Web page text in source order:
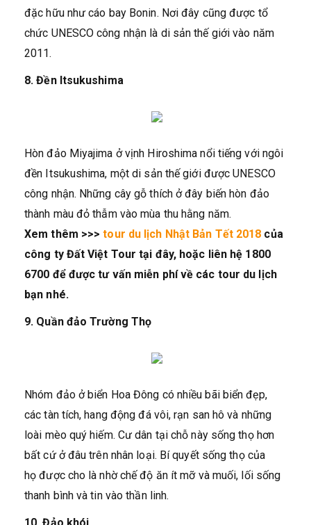
đặc hữu như cáo bay Bonin. Nơi đây cũng được tổ
chức UNESCO công nhận là di sản thế giới vào năm
2011.
8. Đền Itsukushima
Hòn đảo Miyajima ở vịnh Hiroshima nổi tiếng với ngôi
đền Itsukushima, một di sản thế giới được UNESCO
công nhận. Những cây gỗ thích ở đây biến hòn đảo
thành màu đỏ thẫm vào mùa thu hằng năm.
Xem thêm >>>tour du lịch Nhật Bản Tết 2018 của
công ty Đất Việt Tour tại đây, hoặc liên hệ 1800
6700 để được tư vấn miễn phí về các tour du lịch
bạn nhé.
9. Quần đảo Trường Thọ
Nhóm đảo ở biển Hoa Đông có nhiều bãi biển đẹp,
các tàn tích, hang động đá vôi, rạn san hô và những
loài mèo quý hiếm. Cư dân tại chỗ này sống thọ hơn
bất cứ ở đâu trên nhân loại. Bí quyết sống thọ của
họ được cho là nhờ chế độ ăn ít mỡ và muối, lối sống
thanh bình và tin vào thần linh.